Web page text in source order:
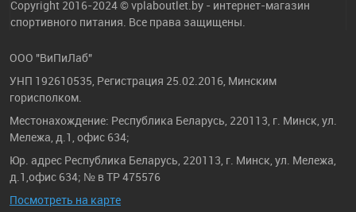
Copyright 2016-2024 © vplaboutlet.by - интернет-магазин
спортивного питания. Все права защищены.
ООО "ВиПиЛаб"
УНП 192610535, Регистрация 25.02.2016, Минским
горисполком.
Местонахождение: Республика Беларусь, 220113, г. Минск, ул.
Мележа, д.1, офис 634;
Юр. адрес Республика Беларусь, 220113, г. Минск, ул. Мележа,
д.1,офис 634; № в ТР 475576
Посмотреть на карте